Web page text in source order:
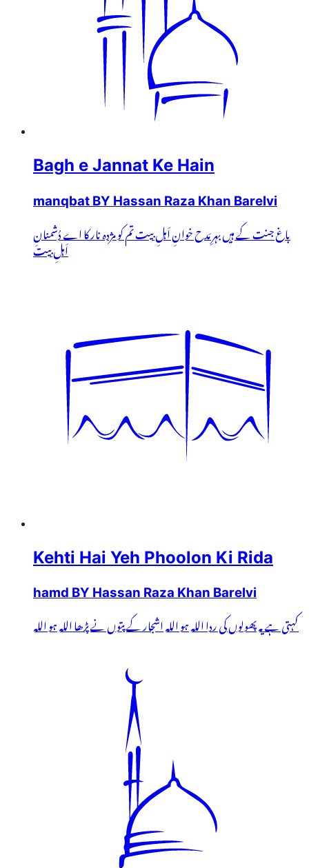
Bagh e Jannat Ke Hain
manqbat BY Hassan Raza Khan Barelvi
باغ جنت کے ہیں بہرِ مَدح خوانِ اَہلِ بیت تم کو مژدہ نار کا اے دُشمنانِ
اَہلِ بیت
Kehti Hai Yeh Phoolon Ki Rida
hamd BY Hassan Raza Khan Barelvi
کہتی ہے یہ پھولوں کی ردا اللہ ہو اللہ اشجار کے پتوں نے پڑھا اللہ ہو اللہ